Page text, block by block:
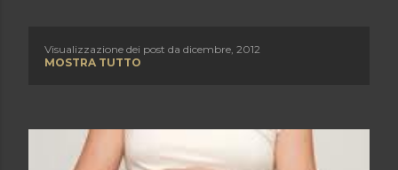
s
Visualizzazione dei post da dicembre, 2012
MOSTRA TUTTO